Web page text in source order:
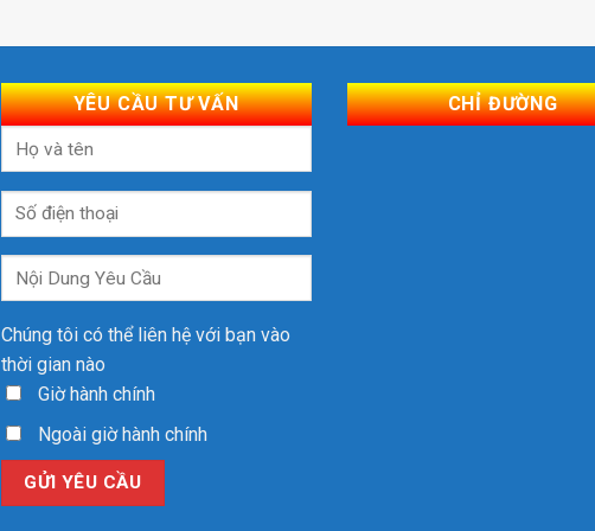
YÊU CẦU TƯ VẤN
Chúng tôi có thể liên hệ với bạn vào
thời gian nào
Giờ hành chính
Ngoài giờ hành chính
CHỈ ĐƯỜNG